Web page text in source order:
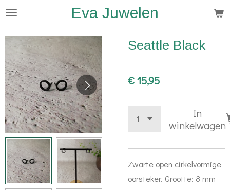
Ga
naar
de
hoofdinhoud
Eva Juwelen
Seattle Black
€ 15,95
In
winkelwagen
Zwarte open cirkelvormige
oorsteker. Grootte: 8 mm